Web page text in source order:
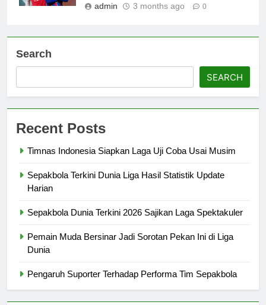
admin 3 months ago 0
Search
SEARCH
Recent Posts
Timnas Indonesia Siapkan Laga Uji Coba Usai Musim
Sepakbola Terkini Dunia Liga Hasil Statistik Update
Harian
Sepakbola Dunia Terkini 2026 Sajikan Laga Spektakuler
Pemain Muda Bersinar Jadi Sorotan Pekan Ini di Liga
Dunia
Pengaruh Suporter Terhadap Performa Tim Sepakbola